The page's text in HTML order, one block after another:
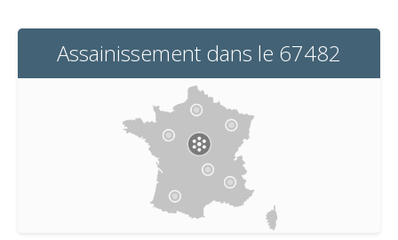
Assainissement dans le 67482